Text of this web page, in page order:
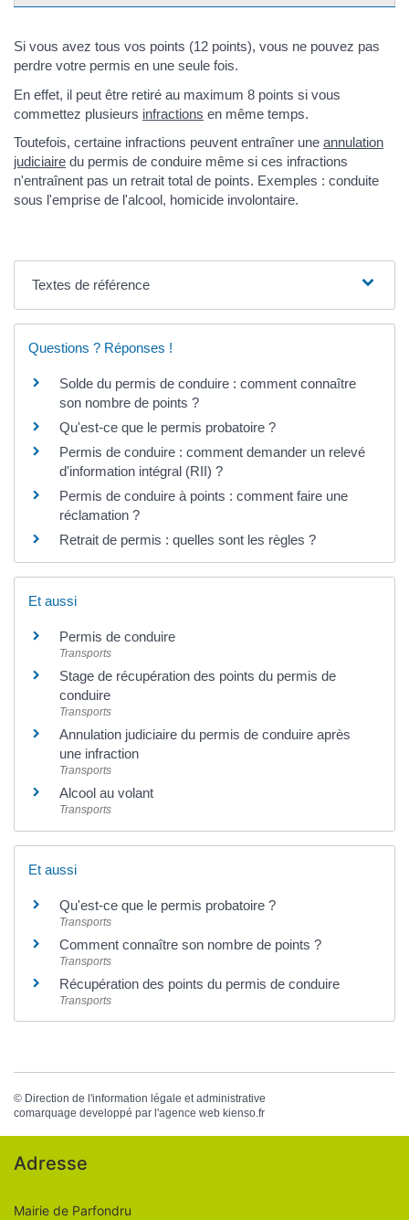
Si vous avez tous vos points (12 points), vous ne pouvez pas
perdre votre permis en une seule fois.
En effet, il peut être retiré au maximum 8 points si vous
commettez plusieurs infractions en même temps.
Toutefois, certaine infractions peuvent entraîner une annulation
judiciaire du permis de conduire même si ces infractions
n'entraînent pas un retrait total de points. Exemples : conduite
sous l'emprise de l'alcool, homicide involontaire.
Textes de référence
Questions ? Réponses !
Solde du permis de conduire : comment connaître
son nombre de points ?
Qu'est-ce que le permis probatoire ?
Permis de conduire : comment demander un relevé
d'information intégral (RII) ?
Permis de conduire à points : comment faire une
réclamation ?
Retrait de permis : quelles sont les règles ?
Et aussi
Permis de conduire
Transports
Stage de récupération des points du permis de
conduire
Transports
Annulation judiciaire du permis de conduire après
une infraction
Transports
Alcool au volant
Transports
Et aussi
Qu'est-ce que le permis probatoire ?
Transports
Comment connaître son nombre de points ?
Transports
Récupération des points du permis de conduire
Transports
© Direction de l'information légale et administrative
comarquage developpé par l'agence web kienso.fr
Adresse
Mairie de Parfondru